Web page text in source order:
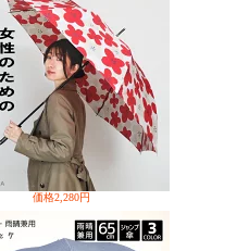
価格2,280円